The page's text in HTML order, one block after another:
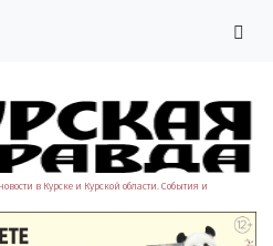
в Курске и Курской области. События и